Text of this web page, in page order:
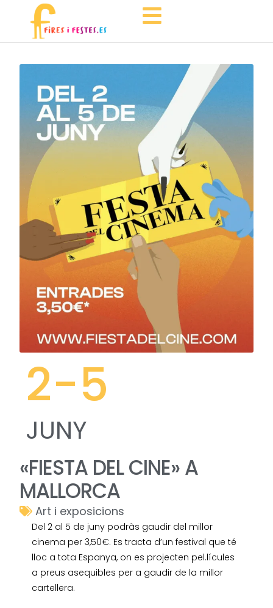
2-5
JUNY
«FIESTA DEL CINE» A
MALLORCA
Art i exposicions
Del 2 al 5 de juny podràs gaudir del millor
cinema per 3,50€. Es tracta d’un festival que té
lloc a tota Espanya, on es projecten pel.lícules
a preus asequibles per a gaudir de la millor
cartellera.